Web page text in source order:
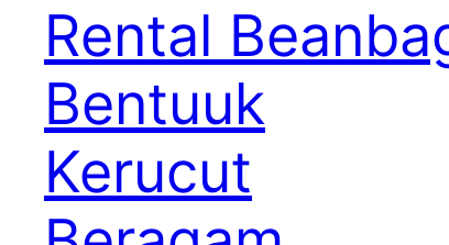
Rental
Bentuuk
Kerucut